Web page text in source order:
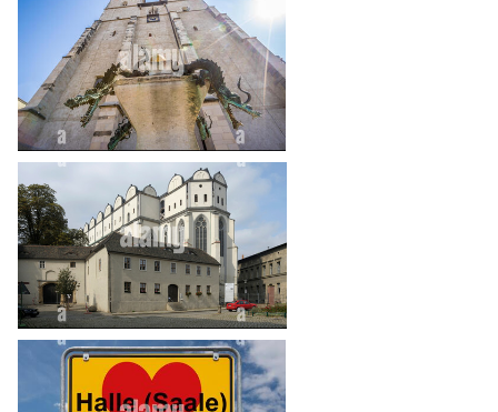
heart_plus
heart_plus
heart_plus